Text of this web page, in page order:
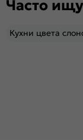
Часто
Кухни цвета